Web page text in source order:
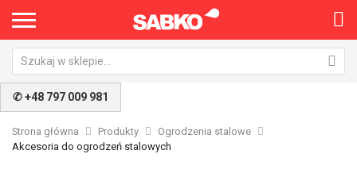
✆ +48 797 009 981
Strona główna Produkty
Ogrodzenia stalowe
Akcesoria do ogrodzeń stalowych